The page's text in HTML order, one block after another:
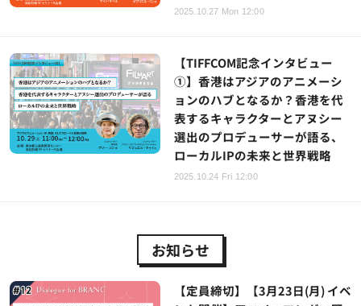
2025.10.27 Mon 12:00
【TIFFCOM記念インタビュー
①】香港はアジアのアニメーシ
ョンのハブとなるか？香港を代
表するキャラクターとアヌシー
選出のプロデューサーが語る、
ローカルIPの未来と世界戦略
2025.10.24 Fri 12:00
お知らせ
【定員締切】【3月23日(月) イベ